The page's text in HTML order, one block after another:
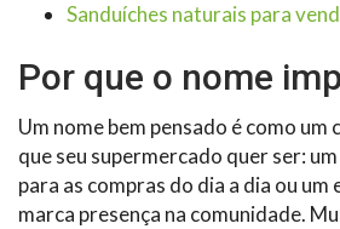
Sanduíches naturais para
Por que o nome
Um nome bem pensado é como
que seu supermercado quer ser:
para as compras do dia a dia ou um
marca presença na comunidade.